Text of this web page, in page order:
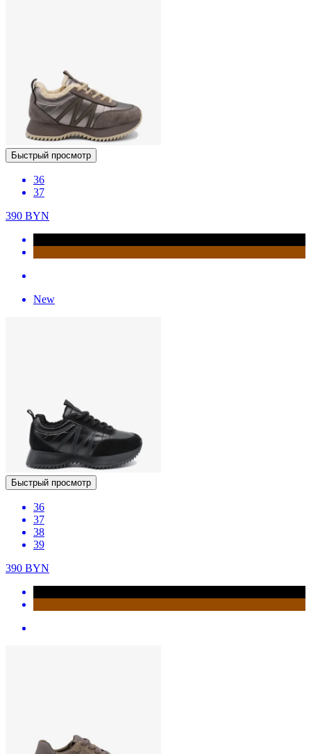
Быстрый просмотр
36
37
390 BYN
New
Быстрый просмотр
36
37
38
39
390 BYN